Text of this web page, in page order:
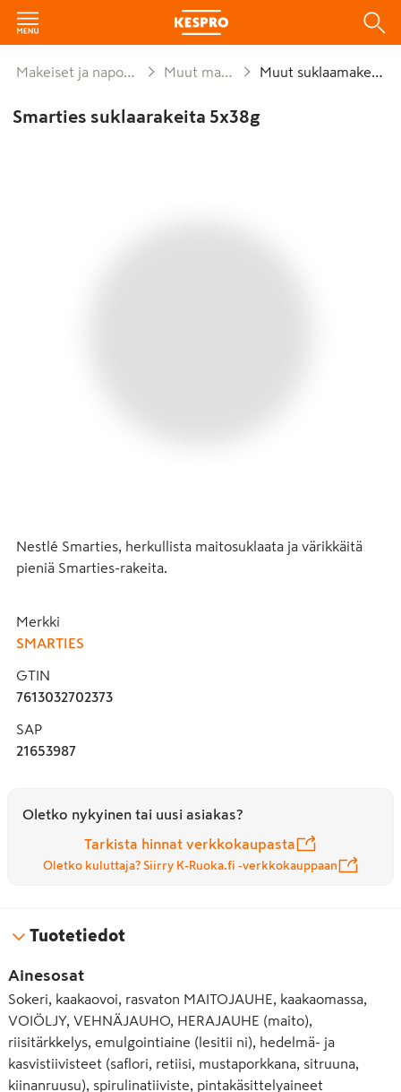
Makeiset ja naposteltavat Muut makeiset Muut suklaamakeiset
Smarties suklaarakeita 5x38g
Nestlé Smarties, herkullista maitosuklaata ja värikkäitä
pieniä Smarties-rakeita.
Merkki
SMARTIES
GTIN
7613032702373
SAP
21653987
Oletko nykyinen tai uusi asiakas?
Tarkista hinnat verkkokaupasta
Oletko kuluttaja? Siirry K-Ruoka.fi -verkkokauppaan
Tuotetiedot
Ainesosat
Sokeri, kaakaovoi, rasvaton MAITOJAUHE, kaakaomassa,
VOIÖLJY, VEHNÄJAUHO, HERAJAUHE (maito),
riisitärkkelys, emulgointiaine (lesitii ni), hedelmä- ja
kasvistiivisteet (saflori, retiisi, mustaporkkana, sitruuna,
kiinanruusu), spirulinatiiviste, pintakäsittelyaineet